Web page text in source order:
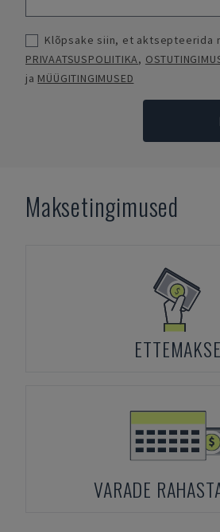
Klõpsake siin, et aktsepteerida
PRIVAATSUSPOLIITIKA,
ja MÜÜGITINGIMUSED
Maksetingimused
ETTEMAKSE
VARADE